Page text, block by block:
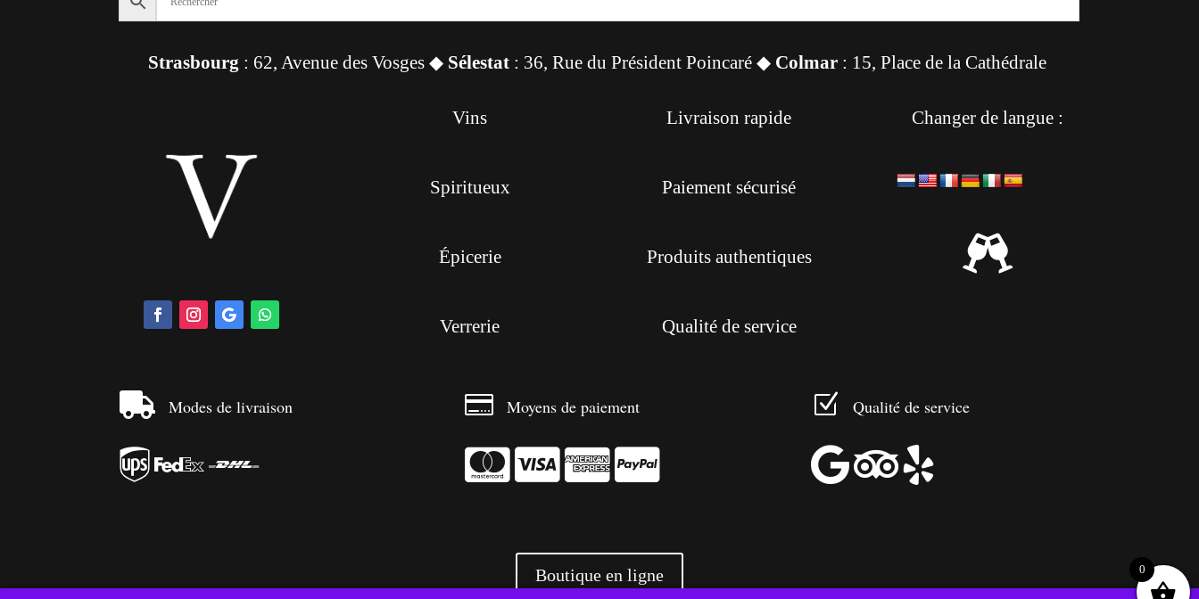
Strasbourg : 62, Avenue des Vosges ◆ Sélestat : 36, Rue du Président Poincaré ◆ Colmar : 15, Place de la Cathédrale
Vins
Spiritueux
Épicerie
Verrerie
Livraison rapide
Paiement sécurisé
Produits authentiques
Qualité de service
Changer de langue :

 Modes de livraison

 Moyens de paiement
  
Z Qualité de service

Boutique en ligne 0